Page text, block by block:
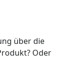
über die
Oder